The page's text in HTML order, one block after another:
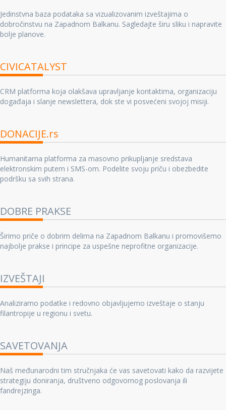
Jedinstvna baza podataka sa vizualizovanim izveštajima o
dobročinstvu na Zapadnom Balkanu. Sagledajte širu sliku i napravite
bolje planove.
CIVICATALYST
CRM platforma koja olakšava upravljanje kontaktima, organizaciju
događaja i slanje newslettera, dok ste vi posvećeni svojoj misiji.
DONACIJE.rs
Humanitarna platforma za masovno prikupljanje sredstava
elektronskim putem i SMS-om. Podelite svoju priču i obezbedite
podršku sa svih strana.
DOBRE PRAKSE
Širimo priče o dobrim delima na Zapadnom Balkanu i promovišemo
najbolje prakse i principe za uspešne neprofitne organizacije.
IZVEŠTAJI
Analiziramo podatke i redovno objavljujemo izveštaje o stanju
filantropije u regionu i svetu.
SAVETOVANJA
Naš međunarodni tim stručnjaka će vas savetovati kako da razvijete
strategiju doniranja, društveno odgovornog poslovanja ili
fandrejzinga.